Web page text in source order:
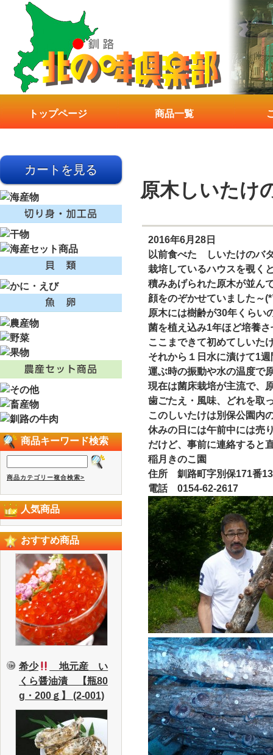
トップページ 商品一覧
原木しいたけ
2016年6月28日
以前食べた しいたけのバ
栽培しているハウスを覗く
積みあげられた原木が並ん
顔をのぞかせていました～
原木には樹齢が30年くらい
菌を植え込み1年ほど培養
ここまできて初めてしい
それから１日水に漬けて1
運ぶ時の振動や水の温度で
現在は菌床栽培が主流で、
歯ごたえ・風味、どれを取
このしいたけは別保公園内
休みの日には午前中には売
だけど、事前に連絡すると
稲月きのこ園
住所 釧路町字別保171番13
電話 0154-62-2617
商品キーワード検索
商品カテゴリー複合検索>
人気商品
おすすめ商品
希少
地元産 い
くら醤油漬 【瓶80
g・200ｇ】 (2-001)